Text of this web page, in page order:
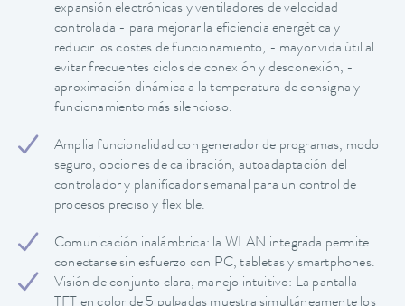
expansión electrónicas y ventiladores de velocidad
controlada - para mejorar la eficiencia energética y
reducir los costes de funcionamiento, - mayor vida útil al
evitar frecuentes ciclos de conexión y desconexión, -
aproximación dinámica a la temperatura de consigna y -
funcionamiento más silencioso.
Amplia funcionalidad con generador de programas, modo
seguro, opciones de calibración, autoadaptación del
controlador y planificador semanal para un control de
procesos preciso y flexible.
Comunicación inalámbrica: la WLAN integrada permite
conectarse sin esfuerzo con PC, tabletas y smartphones.
Visión de conjunto clara, manejo intuitivo: La pantalla
TFT en color de 5 pulgadas muestra simultáneamente los